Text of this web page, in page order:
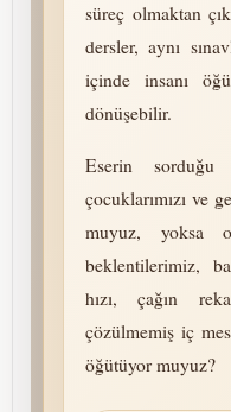
süreç olmaktan
dersler, aynı
içinde insanı
dönüşebilir.
Eserin
çocuklarımızı ve
muyuz, yoksa
beklentilerimiz,
hızı, çağın
çözülmemiş iç
öğütüyor muyuz?